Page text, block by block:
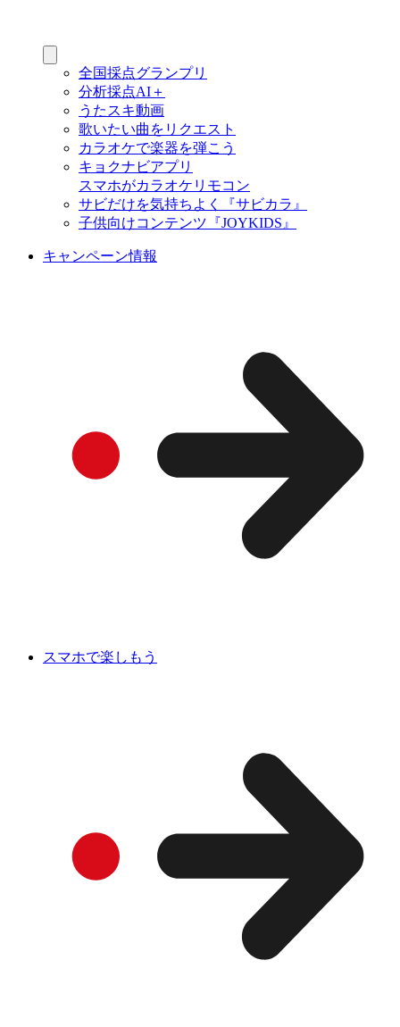
全国採点グランプリ
分析採点AI＋
うたスキ動画
歌いたい曲をリクエスト
カラオケで楽器を弾こう
キョクナビアプリ
スマホがカラオケリモコン
サビだけを気持ちよく『サビカラ』
子供向けコンテンツ『JOYKIDS』
キャンペーン情報
スマホで楽しもう